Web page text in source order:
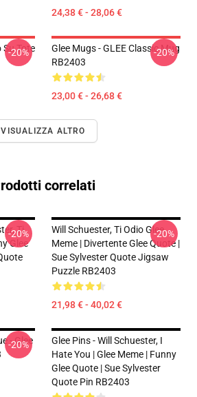
24,38 € - 28,06 €
Su Tote
-20%
Glee Mugs - GLEE Classic Mug
RB2403
23,00 € - 26,68 €
-20%
VISUALIZZA ALTRO
correlati
Ti
Glee
-20%
Will Schuester, Ti Odio Glee
Meme | Divertente Glee Quote |
Sue Sylvester Quote Jigsaw
Puzzle RB2403
21,98 € - 40,02 €
-20%
- Glee
-20%
Glee Pins - Will Schuester, I
Hate You | Glee Meme | Funny
Glee Quote | Sue Sylvester
Quote Pin RB2403